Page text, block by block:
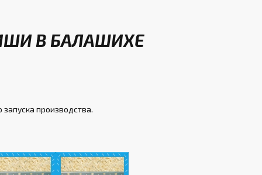
В БАЛАШИХЕ
производства.